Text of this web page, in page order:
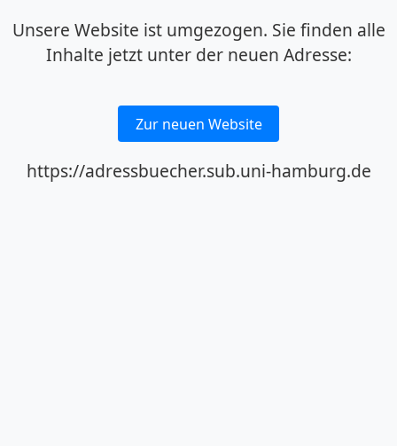
Unsere Website ist umgezogen. Sie finden alle
Inhalte jetzt unter der neuen Adresse:
Zur neuen Website
https://adressbuecher.sub.uni-hamburg.de